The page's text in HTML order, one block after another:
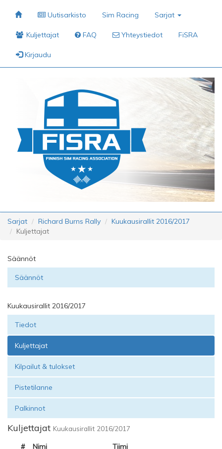
Uutisarkisto Sim Racing Sarjat
Kuljettajat FAQ Yhteystiedot FiSRA
Kirjaudu
Sarjat Richard Burns Rally
Kuukausirallit 2016/2017
Kuljettajat
Säännöt
Säännöt
Kuukausirallit 2016/2017
Tiedot
Kuljettajat
Kilpailut & tulokset
Pistetilanne
Palkinnot
Kuljettajat Kuukausirallit 2016/2017
# Nimi Tiimi